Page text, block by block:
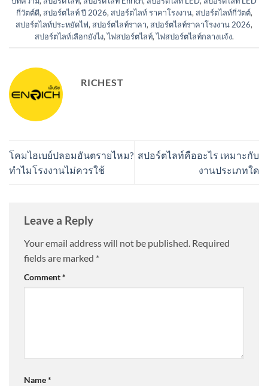
กี่วัตต์ดี, สปอร์ตไลท์ ปี 2026, สปอร์ตไลท์ ราคาโรงงาน, สปอร์ตไลท์กี่วัตต์,
สปอร์ตไลท์ประหยัดไฟ, สปอร์ตไลท์ราคา, สปอร์ตไลท์ราคาโรงงาน 2026,
สปอร์ตไลท์เลือกยังไง,ไฟสปอร์ตไลท์,ไฟสปอร์ตไลท์กลางแจ้ง.
RICHEST
โคมไฮเบย์ปลอมอันตรายไหม?
ทำไมโรงงานไม่ควรใช้
สปอร์ตไลท์คืออะไร เหมาะกับ
งานประเภทใด
Leave a Reply
Your email address will not be published. Required
fields are marked *
Comment*
Name*